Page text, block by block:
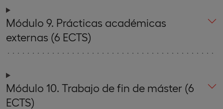
Módulo 9. Prácticas académicas
externas (6 ECTS)
Módulo 10. Trabajo de fin de máster (6
ECTS)